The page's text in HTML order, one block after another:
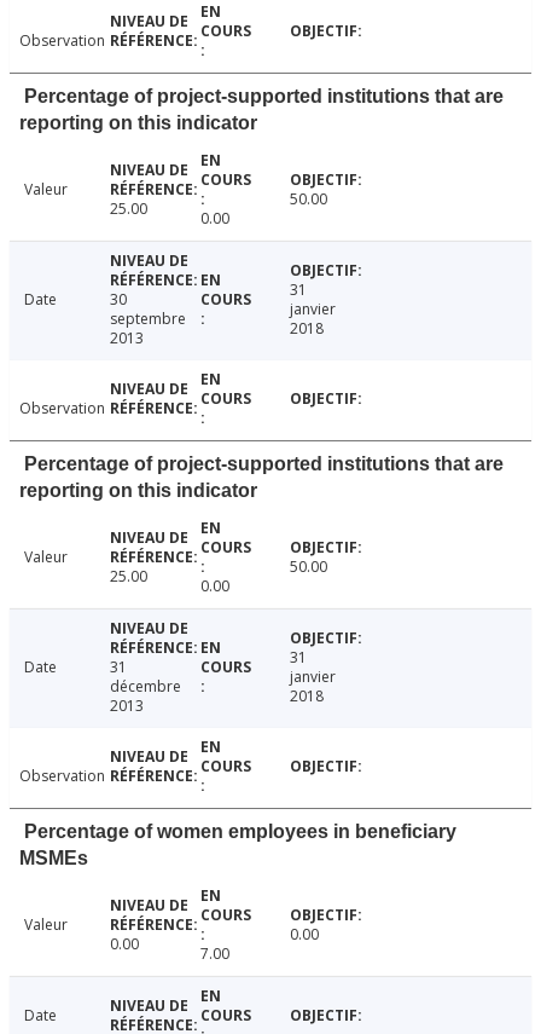
Observation
Percentage of project-supported institutions that are
reporting on this indicator
Valeur
25.00
0.00
50.00
Date
30
septembre
2013
31
janvier
2018
Observation
Percentage of project-supported institutions that are
reporting on this indicator
Valeur
25.00
0.00
50.00
Date
31
décembre
2013
31
janvier
2018
Observation
Percentage of women employees in beneficiary
MSMEs
Valeur
0.00
7.00
0.00
Date